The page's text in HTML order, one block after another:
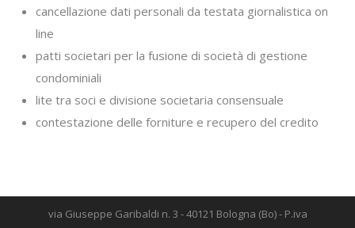
cancellazione dati personali da testata giornalistica on
line
patti societari per la fusione di società di gestione
condominiali
lite tra soci e divisione societaria consensuale
contestazione delle forniture e recupero del credito
via Giuseppe Garibaldi n. 3 - 40121 Bologna (Bo) - P.iva